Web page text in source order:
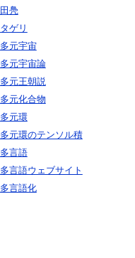
田鳧
タゲリ
多元宇宙
多元宇宙論
多元王朝説
多元化合物
多元環
多元環のテンソル積
多言語
多言語ウェブサイト
多言語化